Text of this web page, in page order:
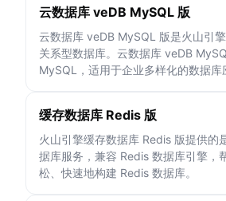
云数据库 veDB MySQL 版
云数据库 veDB MySQL 版是火山引
关系型数据库。云数据库 veDB
MySQL，适用于企业多样化的数据库
放、快速迭代、高效扩展的优势。经
年经验积累，为企业提供功能全面、
的企业级数据库服务。
缓存数据库 Redis 版
火山引擎缓存数据库 Redis 版提供的
据库服务，兼容 Redis 数据库引擎，
松、快速地构建 Redis 数据库。